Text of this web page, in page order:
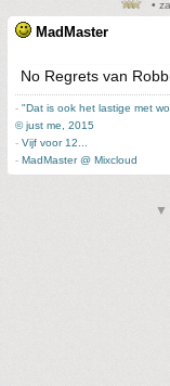
•
MadMaster
No Regrets van
- "Dat is ook het lastige met
© just me, 2015
- Vijf voor 12...
- MadMaster @ Mixcloud
▼